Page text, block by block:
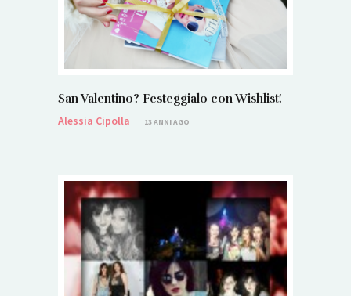
San Valentino? Festeggialo con Wishlist!
Alessia Cipolla
13 ANNI AGO